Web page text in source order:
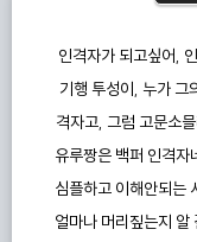
인격자가 되고싶어,
기행 투성이, 누가 그
격자고, 그럼 고문소
유루짱은 백퍼 인격
심플하고 이해안되는
얼마나 머리짚는지